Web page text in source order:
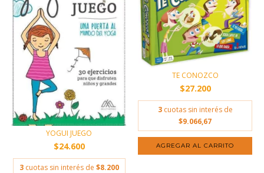
YOGUI JUEGO
$24.600
3 cuotas sin interés de $8.200
TE CONOZCO
$27.200
3 cuotas sin interés de
$9.066,67